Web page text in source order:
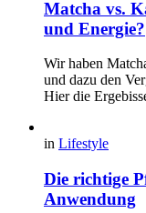
Matcha vs.
und Energie?
Wir haben
und dazu den
Hier die
in Lifestyle
Die richtige
Anwendung